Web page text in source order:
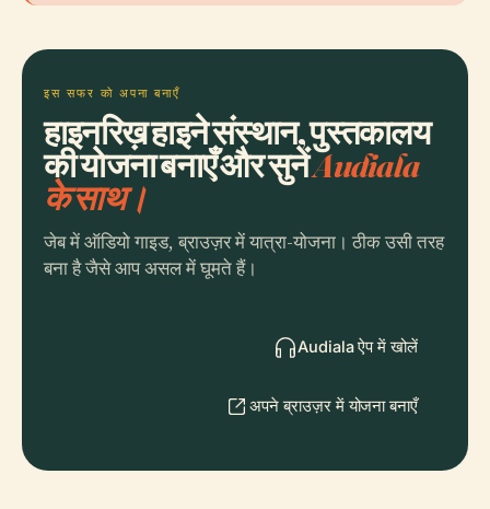
इस सफर को अपना बनाएँ
हाइनरिख़ हाइने संस्थान, पुस्तकालय
की योजना बनाएँ और सुनेंAudiala
के साथ।
जेब में ऑडियो गाइड, ब्राउज़र में यात्रा-योजना। ठीक उसी तरह
बना है जैसे आप असल में घूमते हैं।
Audiala ऐप में खोलें
अपने ब्राउज़र में योजना बनाएँ